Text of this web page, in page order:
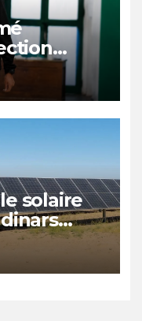
solaire
400